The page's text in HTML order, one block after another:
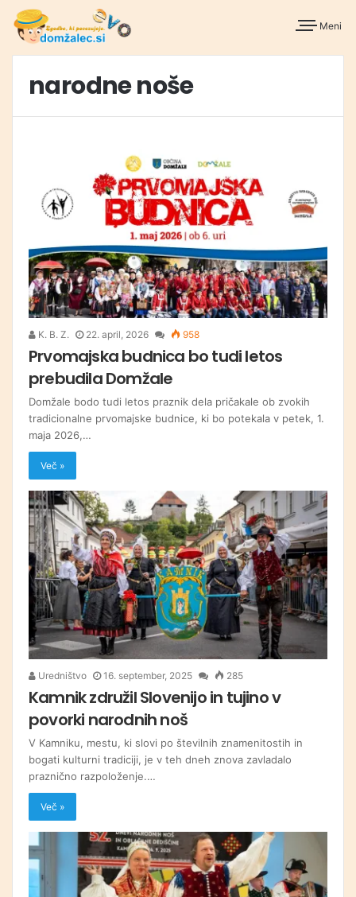
Meni
narodne noše
K. B. Z. 22. april, 2026 958
Prvomajska budnica bo tudi letos
prebudila Domžale
Domžale bodo tudi letos praznik dela pričakale ob zvokih
tradicionalne prvomajske budnice, ki bo potekala v petek, 1.
maja 2026,…
Več »
Uredništvo 16. september, 2025 285
Kamnik združil Slovenijo in tujino v
povorki narodnih noš
V Kamniku, mestu, ki slovi po številnih znamenitostih in
bogati kulturni tradiciji, je v teh dneh znova zavladalo
praznično razpoloženje.…
Več »